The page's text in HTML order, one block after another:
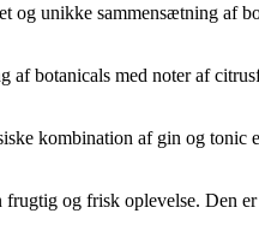
og unikke sammensætning af
botanicals med noter af
kombination af gin og tonic
og frisk oplevelse. Den